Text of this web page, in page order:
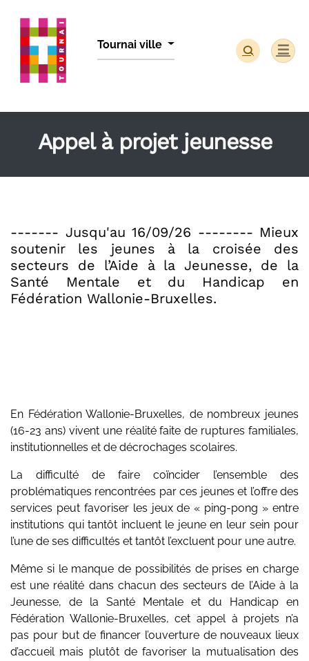
Tournai ville
Appel à projet jeunesse
------- Jusqu'au 16/09/26 -------- Mieux
soutenir les jeunes à la croisée des
secteurs de l’Aide à la Jeunesse, de la
Santé Mentale et du Handicap en
Fédération Wallonie-Bruxelles.
En Fédération Wallonie-Bruxelles, de nombreux jeunes
(16-23 ans) vivent une réalité faite de ruptures familiales,
institutionnelles et de décrochages scolaires.
La difficulté de faire coïncider l’ensemble des
problématiques rencontrées par ces jeunes et l’offre des
services peut favoriser les jeux de « ping-pong » entre
institutions qui tantôt incluent le jeune en leur sein pour
l’une de ses difficultés et tantôt l’excluent pour une autre.
Même si le manque de possibilités de prises en charge
est une réalité dans chacun des secteurs de l’Aide à la
Jeunesse, de la Santé Mentale et du Handicap en
Fédération Wallonie-Bruxelles, cet appel à projets n’a
pas pour but de financer l’ouverture de nouveaux lieux
d’accueil mais plutôt de favoriser la mutualisation des